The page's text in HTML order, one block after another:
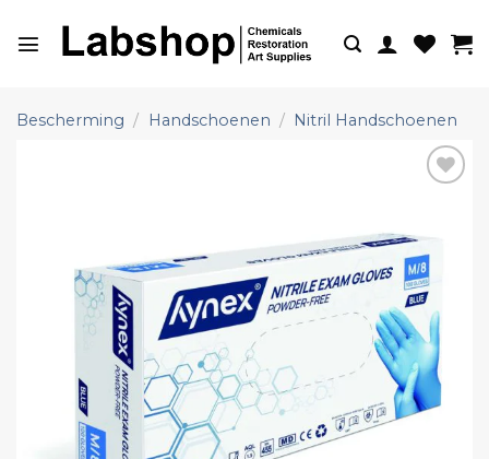
naar
Bescherming / Handschoenen / Nitril Handschoenen